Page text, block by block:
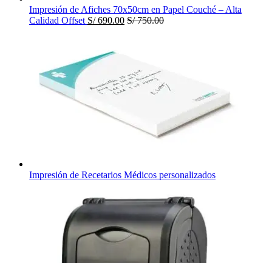
Impresión de Afiches 70x50cm en Papel Couché – Alta
Calidad Offset S/690.00 S/750.00
Impresión de Recetarios Médicos personalizados